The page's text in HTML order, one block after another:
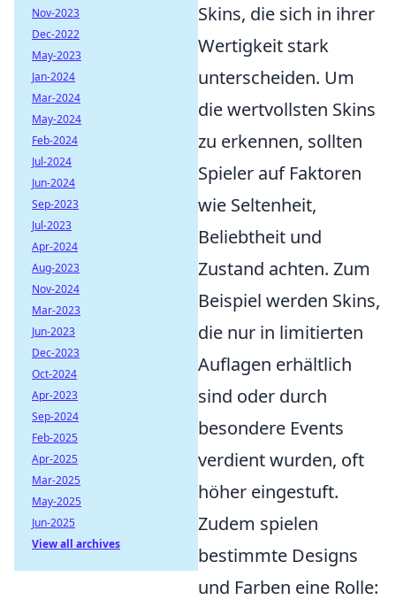
Skins, die sich in ihrer
Wertigkeit stark
unterscheiden. Um
die wertvollsten Skins
zu erkennen, sollten
Spieler auf Faktoren
wie Seltenheit,
Beliebtheit und
Zustand achten. Zum
Beispiel werden Skins,
die nur in limitierten
Auflagen erhältlich
sind oder durch
besondere Events
verdient wurden, oft
höher eingestuft.
Zudem spielen
bestimmte Designs
und Farben eine Rolle:
Nov-2023
Dec-2022
May-2023
Jan-2024
Mar-2024
May-2024
Feb-2024
Jul-2024
Jun-2024
Sep-2023
Jul-2023
Apr-2024
Aug-2023
Nov-2024
Mar-2023
Jun-2023
Dec-2023
Oct-2024
Apr-2023
Sep-2024
Feb-2025
Apr-2025
Mar-2025
May-2025
Jun-2025
View all archives